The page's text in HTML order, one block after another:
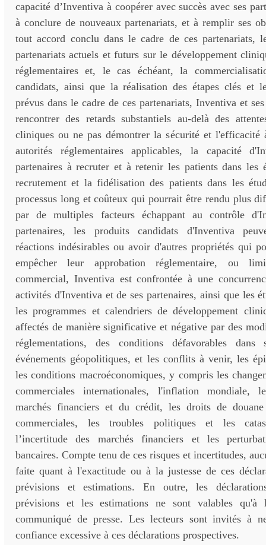
capacité d’Inventiva à coopérer avec succès avec ses
à conclure de nouveaux partenariats, et à remplir ses
tout accord conclu dans le cadre de ces partenariats,
partenariats actuels et futurs sur le développement
réglementaires et, le cas échéant, la
candidats, ainsi que la réalisation des étapes clés et
prévus dans le cadre de ces partenariats, Inventiva et
rencontrer des retards substantiels au-delà des
cliniques ou ne pas démontrer la sécurité et l'efficacité
autorités réglementaires applicables, la capacité
partenaires à recruter et à retenir les patients dans les
recrutement et la fidélisation des patients dans les
processus long et coûteux qui pourrait être rendu plus
par de multiples facteurs échappant au contrôle
partenaires, les produits candidats d'Inventiva
réactions indésirables ou avoir d'autres propriétés qui
empêcher leur approbation réglementaire, ou
commercial, Inventiva est confrontée à une
activités d'Inventiva et de ses partenaires, ainsi que les
les programmes et calendriers de développement
affectés de manière significative et négative par des
réglementations, des conditions défavorables
événements géopolitiques, et les conflits à venir, les
les conditions macroéconomiques, y compris les
commerciales internationales, l'inflation mondiale,
marchés financiers et du crédit, les droits de
commerciales, les troubles politiques et les
l’incertitude des marchés financiers et les
bancaires. Compte tenu de ces risques et incertitudes,
faite quant à l'exactitude ou à la justesse de ces
prévisions et estimations. En outre, les
prévisions et les estimations ne sont valables qu'à
communiqué de presse. Les lecteurs sont invités à
confiance excessive à ces déclarations prospectives.